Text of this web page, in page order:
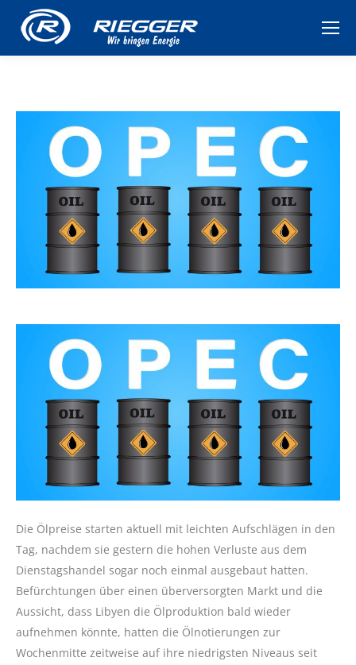
Die Ölpreise starten aktuell mit leichten Aufschlägen in den
Tag, nachdem sie gestern die hohen Verluste aus dem
Dienstagshandel sogar noch einmal ausgebaut hatten.
Befürchtungen über einen überversorgten Markt und die
Aussicht, dass Libyen die Ölproduktion bald wieder
aufnehmen könnte, hatten die Ölnotierungen zur
Wochenmitte zeitweise auf ihre niedrigsten Niveaus seit